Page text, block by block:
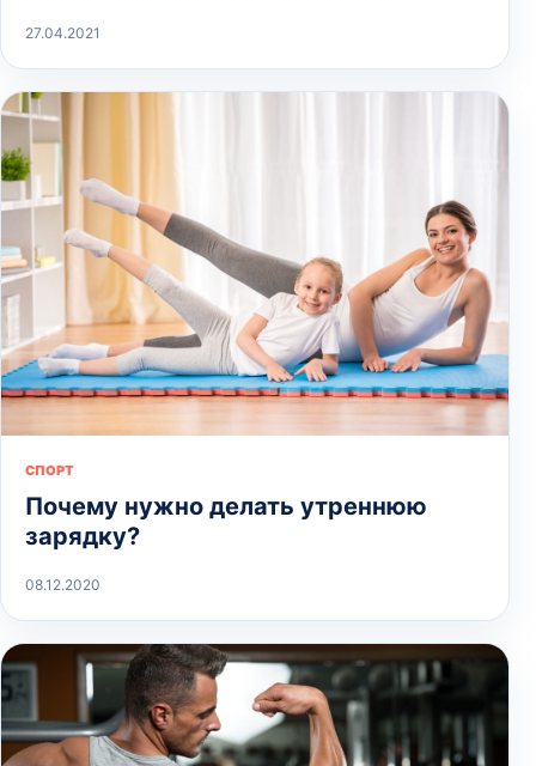
27.04.2021
СПОРТ
Почему нужно делать утреннюю
зарядку?
08.12.2020